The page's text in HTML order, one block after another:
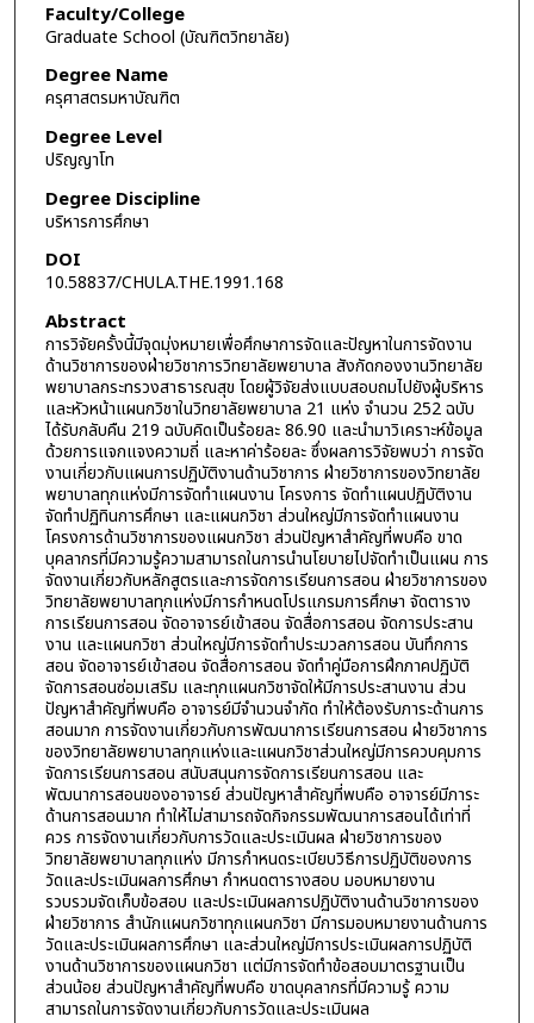
Faculty/College
Graduate School (บัณฑิตวิทยาลัย)
Degree Name
ครุศาสตรมหาบัณฑิต
Degree Level
ปริญญาโท
Degree Discipline
บริหารการศึกษา
DOI
10.58837/CHULA.THE.1991.168
Abstract
การวิจัยครั้งนี้มีจุดมุ่งหมายเพื่อศึกษาการจัดและปัญหาในการจัดงาน
ด้านวิชาการของฝ่ายวิชาการวิทยาลัยพยาบาล สังกัดกองงานวิทยาลัย
พยาบาลกระทรวงสาธารณสุข โดยผู้วิจัยส่งแบบสอบถมไปยังผู้บริหาร
และหัวหน้าแผนกวิชาในวิทยาลัยพยาบาล 21 แห่ง จำนวน 252 ฉบับ
ได้รับกลับคืน 219 ฉบับคิดเป็นร้อยละ 86.90 และนำมาวิเคราะห์ข้อมูล
ด้วยการแจกแจงความถี่ และหาค่าร้อยละ ซึ่งผลการวิจัยพบว่า การจัด
งานเกี่ยวกับแผนการปฏิบัติงานด้านวิชาการ ฝ่ายวิชาการของวิทยาลัย
พยาบาลทุกแห่งมีการจัดทำแผนงาน โครงการ จัดทำแผนปฏิบัติงาน
จัดทำปฏิทินการศึกษา และแผนกวิชา ส่วนใหญ่มีการจัดทำแผนงาน
โครงการด้านวิชาการของแผนกวิชา ส่วนปัญหาสำคัญที่พบคือ ขาด
บุคลากรที่มีความรู้ความสามารถในการนำนโยบายไปจัดทำเป็นแผน การ
จัดงานเกี่ยวกับหลักสูตรและการจัดการเรียนการสอน ฝ่ายวิชาการของ
วิทยาลัยพยาบาลทุกแห่งมีการกำหนดโปรแกรมการศึกษา จัดตาราง
การเรียนการสอน จัดอาจารย์เข้าสอน จัดสื่อการสอน จัดการประสาน
งาน และแผนกวิชา ส่วนใหญ่มีการจัดทำประมวลการสอน บันทึกการ
สอน จัดอาจารย์เข้าสอน จัดสื่อการสอน จัดทำคู่มือการฝึกภาคปฏิบัติ
จัดการสอนซ่อมเสริม และทุกแผนกวิชาจัดให้มีการประสานงาน ส่วน
ปัญหาสำคัญที่พบคือ อาจารย์มีจำนวนจำกัด ทำให้ต้องรับภาระด้านการ
สอนมาก การจัดงานเกี่ยวกับการพัฒนาการเรียนการสอน ฝ่ายวิชาการ
ของวิทยาลัยพยาบาลทุกแห่งและแผนกวิชาส่วนใหญ่มีการควบคุมการ
จัดการเรียนการสอน สนับสนุนการจัดการเรียนการสอน และ
พัฒนาการสอนของอาจารย์ ส่วนปัญหาสำคัญที่พบคือ อาจารย์มีภาระ
ด้านการสอนมาก ทำให้ไม่สามารถจัดกิจกรรมพัฒนาการสอนได้เท่าที่
ควร การจัดงานเกี่ยวกับการวัดและประเมินผล ฝ่ายวิชาการของ
วิทยาลัยพยาบาลทุกแห่ง มีการกำหนดระเบียบวิธีการปฏิบัติของการ
วัดและประเมินผลการศึกษา กำหนดตารางสอบ มอบหมายงาน
รวบรวมจัดเก็บข้อสอบ และประเมินผลการปฏิบัติงานด้านวิชาการของ
ฝ่ายวิชาการ สำนักแผนกวิชาทุกแผนกวิชา มีการมอบหมายงานด้านการ
วัดและประเมินผลการศึกษา และส่วนใหญ่มีการประเมินผลการปฏิบัติ
งานด้านวิชาการของแผนกวิชา แต่มีการจัดทำข้อสอบมาตรฐานเป็น
ส่วนน้อย ส่วนปัญหาสำคัญที่พบคือ ขาดบุคลากรที่มีความรู้ ความ
สามารถในการจัดงานเกี่ยวกับการวัดและประเมินผล